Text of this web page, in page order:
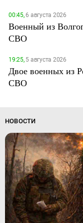
00:45,6 августа 2026
Военный из
СВО
19:25,5 августа 2026
Двое военных из
СВО
НОВОСТИ